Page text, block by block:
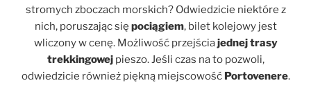
stromych zboczach morskich? Odwiedzicie niektóre z
nich, poruszając się pociągiem, bilet kolejowy jest
wliczony w cenę. Możliwość przejściajednej trasy
trekkingowejpieszo. Jeśli czas na to pozwoli,
odwiedzicie również piękną miejscowość Portovenere.